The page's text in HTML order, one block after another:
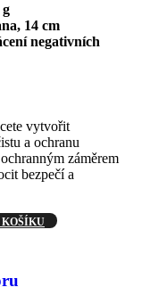
g
14 cm
negativních
vytvořit
a ochranu
záměrem
bezpečí a
KOŠÍKU